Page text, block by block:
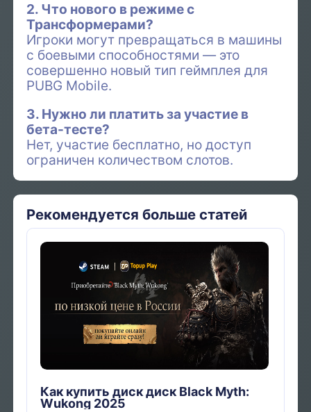
2. Что нового в режиме с
Трансформерами?
Игроки могут превращаться в машины
с боевыми способностями — это
совершенно новый тип геймплея для
PUBG Mobile.
3. Нужно ли платить за участие в
бета-тесте?
Нет, участие бесплатно, но доступ
ограничен количеством слотов.
Рекомендуется больше статей
Как купить диск диск Black Myth:
Wukong 2025